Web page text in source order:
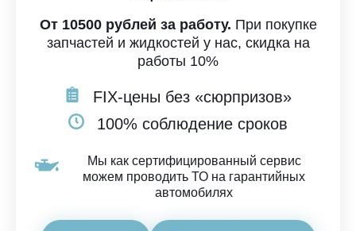
От 10500 рублей за работу. При покупке
запчастей и жидкостей у нас, скидка на
работы 10%
FIX-цены без «сюрпризов»
100% соблюдение сроков
Мы как сертифицированный сервис
можем проводить ТО на гарантийных
автомобилях